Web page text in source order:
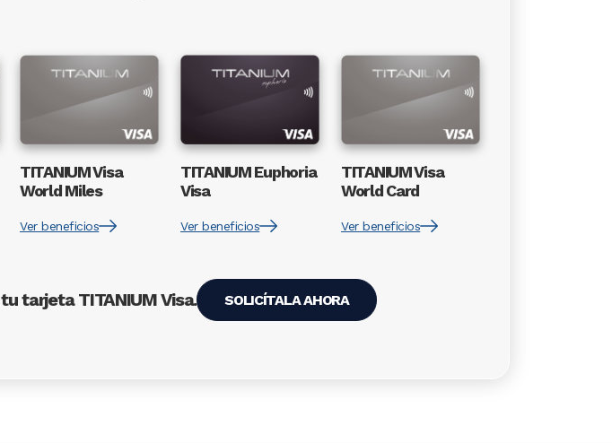
Image
TITANIUM Visa
World Miles
Ver beneficios
Image
TITANIUM Euphoria
Visa
Ver beneficios
Image
TITANIUM Visa
World Card
Ver beneficios
tarjeta TITANIUM Visa. SOLICÍTALA AHORA